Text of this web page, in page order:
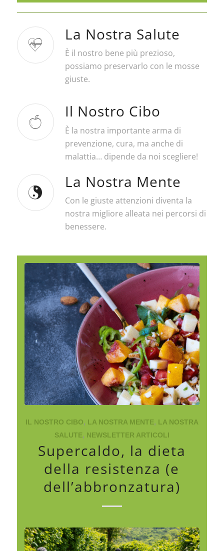
La Nostra Salute
È il nostro bene più prezioso,
possiamo preservarlo con le mosse
giuste.
Il Nostro Cibo
È la nostra importante arma di
prevenzione, cura, ma anche di
malattia… dipende da noi scegliere!
La Nostra Mente
Con le giuste attenzioni diventa la
nostra migliore alleata nei percorsi di
benessere.
IL NOSTRO CIBO, LA NOSTRA MENTE, LA NOSTRA
SALUTE, NEWSLETTER ARTICOLI
Supercaldo, la dieta
della resistenza (e
dell’abbronzatura)